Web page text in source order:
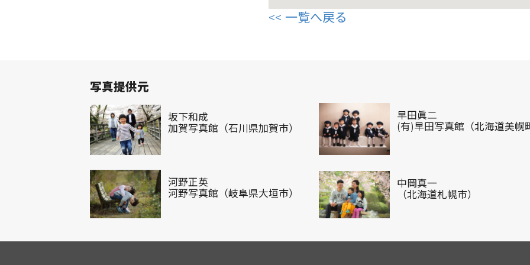
一覧へ戻る
写真提供元
坂下和成
加賀写真館（石川県加賀市）
早田眞二
(有)早田写真館（北海道美幌
河野正英
河野写真館（岐阜県大垣市）
中岡真一
（北海道札幌市）